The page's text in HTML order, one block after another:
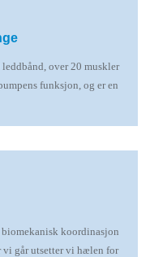
over 20 muskler
funksjon, og er en
koordinasjon
vi går utsetter vi hælen for